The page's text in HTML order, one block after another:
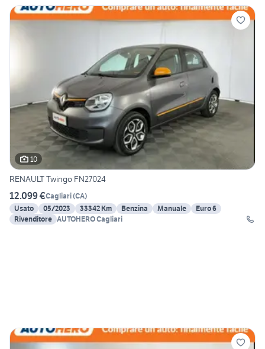
10
RENAULT Twingo FN27024
12.099 €Cagliari(CA)
Usato
05/2023 33342 Km Benzina Manuale
Euro 6
Rivenditore AUTOHERO Cagliari